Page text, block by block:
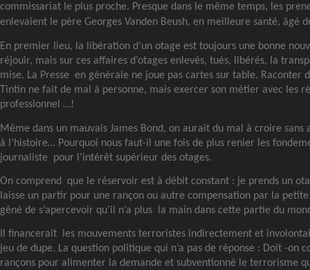
commissariat le plus proche. Presque dans le même temps, les
enlevaient le père Georges Vanden Beush, en meilleure santé, âgé
En premier lieu, la libération d’un otage est toujours une bonne
réjouir, mais sur ces affaires d’otages enlevés, tués, libérés, la
mise. La Presse en générale ne joue pas cartes sur table. Raconter
Tintin ne fait de mal à personne, mais exercer son métier avec les
professionnel …!
Même dans un mauvais James Bond, on aurait du mal à croire sans
à l’histoire… Pourquoi nous faut-il une fois de plus renier les
journaliste pour l’intérêt supérieur des otages.
On comprend
que le réservoir est à débit constant : je prends un
laisse un partir pour une rançon ou autre compensation par la
gêné de s’apercevoir qu’il n’a plus
la main dans cette partie du
Il financerait les mouvements terroristes indirectement et
jeu de dupe. La question politique qui n’a pas de réponse : Doit -on
rançons pour alimenter la demande et subventionné le terrorisme